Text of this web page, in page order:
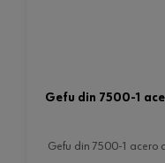
gefu din 7500-1
gefu din 7500-1